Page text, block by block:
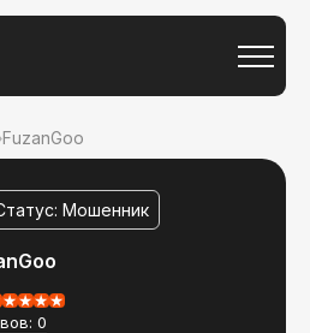
FuzanGoo
Мошенник
0